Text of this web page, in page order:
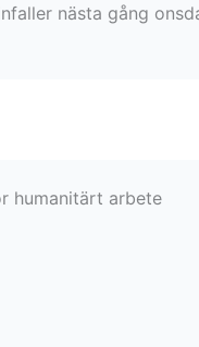
nästa gång
humanitärt arbete